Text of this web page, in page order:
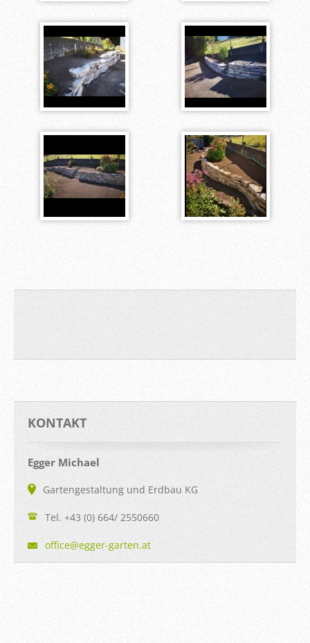
KONTAKT
Egger Michael
Gartengestaltung und Erdbau KG
Tel. +43 (0) 664/ 2550660
office@egger-garten.at